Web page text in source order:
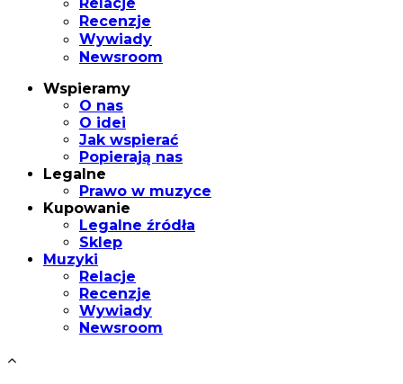
Recenzje
Wywiady
Newsroom
Wspieramy
O nas
O idei
Jak wspierać
Popierają nas
Legalne
Prawo w muzyce
Kupowanie
Legalne źródła
Sklep
Muzyki
Relacje
Recenzje
Wywiady
Newsroom